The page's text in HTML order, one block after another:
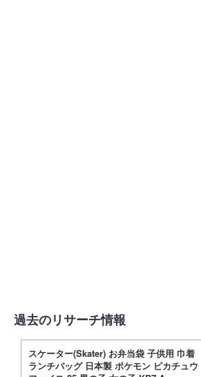
過去のリサーチ情報
スケーター(Skater) お弁当袋 子供用 巾着
ランチバッグ 日本製 ポケモン ピカチュウ